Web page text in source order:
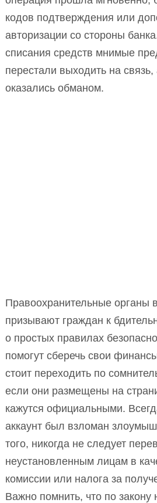
кодов подтверждения или
авторизации со стороны
списания средств мнимые
перестали выходить на
оказались обманом.
Правоохранительные органы
призывают граждан к
о простых правилах
помогут сберечь свои
стоит переходить по
если они размещены на
кажутся официальными.
аккаунт был взломан
того, никогда не следует
неустановленным лицам в
комиссии или налога за
Важно помнить, что по закону